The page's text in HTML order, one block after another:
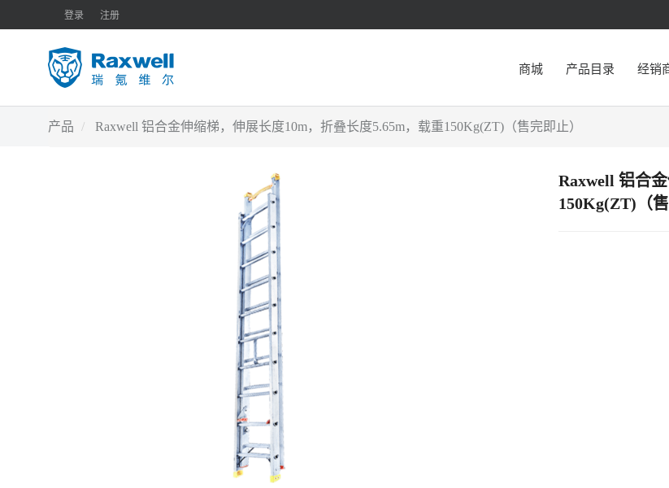
登录 注册
商城 产品目录 经销
产品 Raxwell 铝合金伸缩梯，伸展长度10m，折叠长度5.65m，载重150Kg(ZT)（售完即止）
Raxwell 铝合
150Kg(ZT)（售